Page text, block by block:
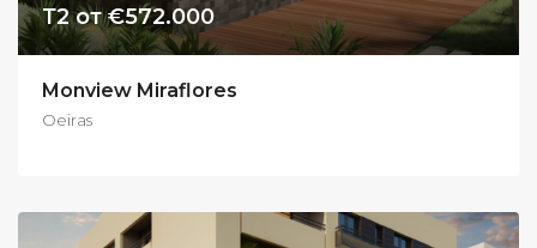
Т2 от €572.000
Monview Miraflores
Oeiras